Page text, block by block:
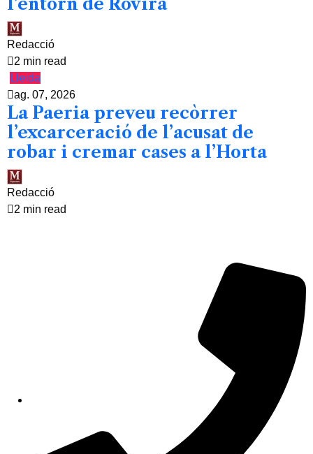
Redacció
2 min read
Lleida
ag. 07, 2026
La Paeria preveu recòrrer
l’excarceració de l’acusat de
robar i cremar cases a l’Horta
Redacció
2 min read